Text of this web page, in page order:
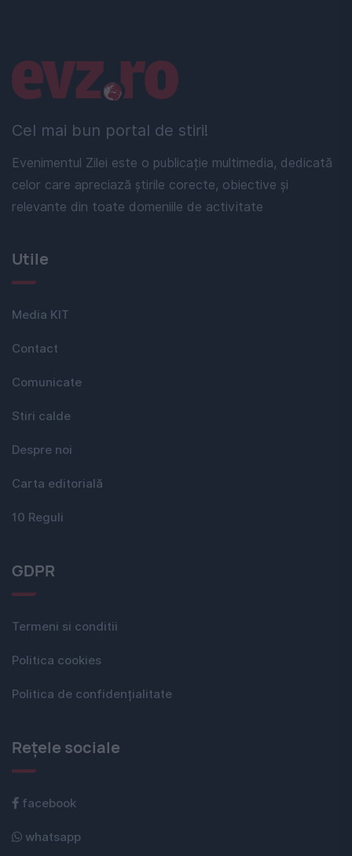
Cel mai bun portal de stiri!
Evenimentul Zilei este o publicație multimedia, dedicată
celor care apreciază știrile corecte, obiective și
relevante din toate domeniile de activitate
Linkuri utile
Utile
Media KIT
Contact
Comunicate
Stiri calde
Despre noi
Carta editorială
10 Reguli
GDPR
Termeni si conditii
Politica cookies
Politica de confidențialitate
Rețele sociale
facebook
whatsapp